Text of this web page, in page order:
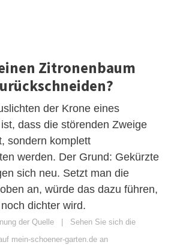
Zitronenbaum
der Krone eines
dass die störenden Zweige
sondern komplett
werden. Der Grund: Gekürzte
sich neu. Setzt man die
an, würde das dazu führen,
dichter wird.
der Quelle | Sehen Sie sich die
mein-schoener-garten.de an